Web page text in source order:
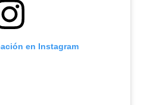
en Instagram